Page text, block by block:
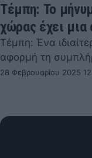
Τέμπη: Το
χώρας έχει μια
Τέμπη: Ένα
αφορμή τη
28 Φεβρουαρίου 2025